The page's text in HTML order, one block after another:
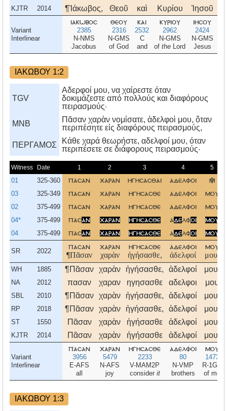
KJTR 2014 ¶Ἰάκωβος, Θεοῦ καὶ Κυρίου Ἰησοῦ
Variant
Interlinear
ιακωβοσ
2385
N-NMS
Jacobus
θεου
2316
N-GMS
of God
και
2532
C
and
κυριου
2962
N-GMS
of the Lord
ιησου
2424
N-GMS
Jesus
ΙΑΚΩΒΟΥ 1:2
TGV
Αδερφοί μου, να χαίρεστε όταν
δοκιμάζεστε από πολλούς και διαφόρους
πειρασμούς·
MNB
Πᾶσαν χαρὰν νομίσατε, ἀδελφοὶ μου, ὅταν
περιπέσητε εἰς διαφόρους πειρασμούς,
ΠΕΡΓΑΜΟΣ
Kάθε χαρά θεωρήστε, αδελφοί μου, όταν
περιπέσετε σε διάφορους πειρασμούς·
Witness Date 1 2 3 4 5
01 325-360 πασαν χαραν ηγησασθαι αδελφοι 
03 325-349 πασαν χαραν ηγησασθε αδελφοι μου
02 375-499 πασαν χαραν ηγησασθε αδελφοι μου
04* 375-499 πασαν χαραν ηγησασθε αδελφοι μου
04 375-499 πασαν χαραν ηγησασθε αδελφοι μου
SR 2022
πασαν
¶Πᾶσαν
χαραν
χαρὰν
ηγησασθε
ἡγήσασθε,
αδελφοι
ἀδελφοί
μου
μου,
WH 1885 ¶Πᾶσαν χαρὰν ἡγήσασθε, ἀδελφοί μου,
NA 2012 πασαν χαραν ηγησασθε αδελφοι μου
SBL 2010 ¶Πᾶσαν χαρὰν ἡγήσασθε, ἀδελφοί μου,
RP 2018 ¶Πᾶσαν χαρὰν ἡγήσασθε, ἀδελφοί μου,
ST 1550 Πᾶσαν χαρὰν ἡγήσασθε ἀδελφοί μου,
KJTR 2014 Πᾶσαν χαρὰν ἡγήσασθε ἀδελφοί μου,
Variant
Interlinear
πασαν
3956
E-AFS
all
χαραν
5479
N-AFS
joy
ηγησασθε
2233
V-MAM2P
consider it
αδελφοι
80
N-VMP
brothers
μου
1473
R-1GS
of me
ΙΑΚΩΒΟΥ 1:3